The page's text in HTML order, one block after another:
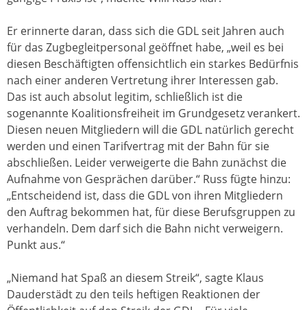
Er erinnerte daran, dass sich die GDL seit Jahren auch
für das Zugbegleitpersonal geöffnet habe, „weil es bei
diesen Beschäftigten offensichtlich ein starkes Bedürfnis
nach einer anderen Vertretung ihrer Interessen gab.
Das ist auch absolut legitim, schließlich ist die
sogenannte Koalitionsfreiheit im Grundgesetz verankert.
Diesen neuen Mitgliedern will die GDL natürlich gerecht
werden und einen Tarifvertrag mit der Bahn für sie
abschließen. Leider verweigerte die Bahn zunächst die
Aufnahme von Gesprächen darüber.“ Russ fügte hinzu:
„Entscheidend ist, dass die GDL von ihren Mitgliedern
den Auftrag bekommen hat, für diese Berufsgruppen zu
verhandeln. Dem darf sich die Bahn nicht verweigern.
Punkt aus.“
„Niemand hat Spaß an diesem Streik“, sagte Klaus
Dauderstädt zu den teils heftigen Reaktionen der